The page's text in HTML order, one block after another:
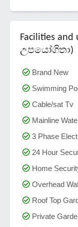
Facilities
උපයෝගිතා)
Brand New
Swimming
Cable/sat Tv
Mainline
3 Phase
24 Hour
Home
Overhead
Roof Top
Private